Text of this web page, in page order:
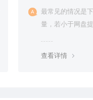
最常见的情况是
量，若小于网盘
查看详情